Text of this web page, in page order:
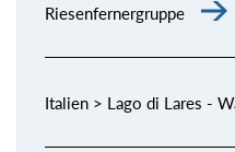
Riesenfernergruppe
Italien > Lago di Lares -